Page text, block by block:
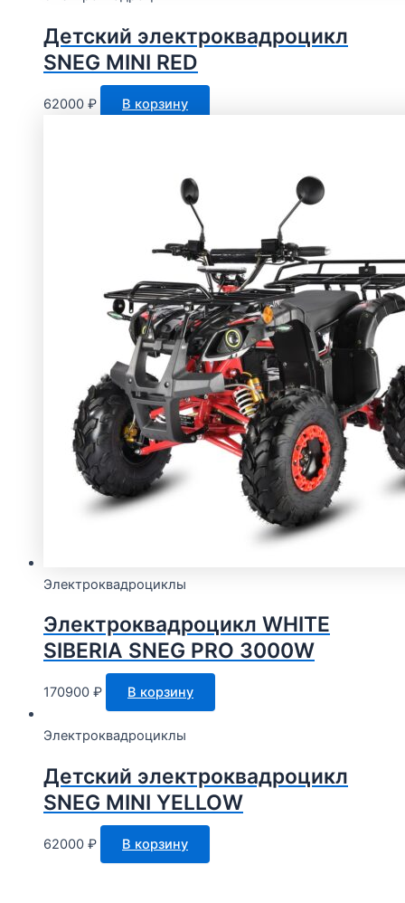
Детский электроквадроцикл
SNEG MINI RED
62000 ₽ В корзину
Электроквадроциклы
Электроквадроцикл WHITE
SIBERIA SNEG PRO 3000W
170900 ₽ В корзину
Электроквадроциклы
Детский электроквадроцикл
SNEG MINI YELLOW
62000 ₽ В корзину